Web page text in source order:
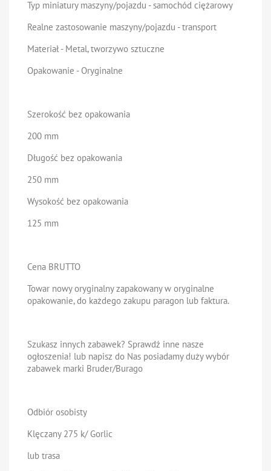
Typ miniatury maszyny/pojazdu - samochód ciężarowy
Realne zastosowanie maszyny/pojazdu - transport
Materiał - Metal, tworzywo sztuczne
Opakowanie - Oryginalne
Szerokość bez opakowania
200 mm
Długość bez opakowania
250 mm
Wysokość bez opakowania
125 mm
Cena BRUTTO
Towar nowy oryginalny zapakowany w oryginalne
opakowanie, do każdego zakupu paragon lub faktura.
Szukasz innych zabawek? Sprawdź inne nasze
ogłoszenia! lub napisz do Nas posiadamy duży wybór
zabawek marki Bruder/Burago
Odbiór osobisty
Klęczany 275 k/ Gorlic
lub trasa